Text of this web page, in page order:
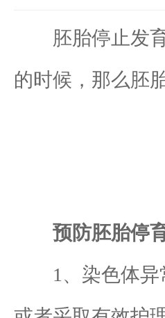
胚胎停止发育
的时候，那么胚
预防胚胎停
1、染色体异常